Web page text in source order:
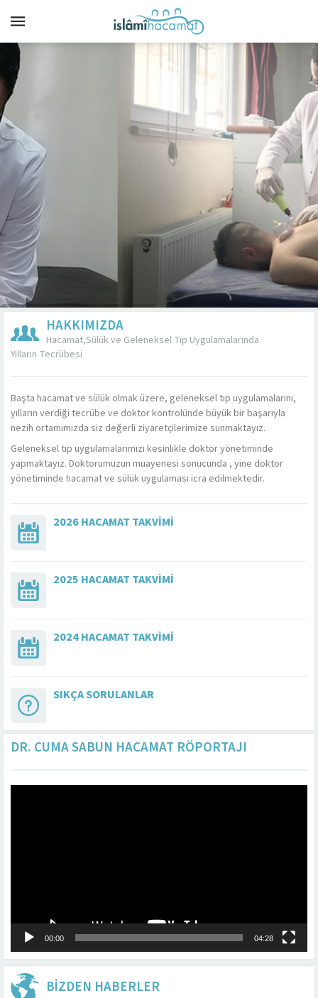
HAKKIMIZDA
Hacamat,Sülük ve Geleneksel Tıp Uygulamalarında
Yılların Tecrübesi
Başta hacamat ve sülük olmak üzere, geleneksel tıp uygulamalarını,
yılların verdiği tecrübe ve doktor kontrolünde büyük bir başarıyla
nezih ortamımızda siz değerli ziyaretçilerimize sunmaktayız.
Geleneksel tıp uygulamalarımızı kesinlikle doktor yönetiminde
yapmaktayız. Doktorumuzun muayenesi sonucunda , yine doktor
yönetiminde hacamat ve sülük uygulaması icra edilmektedir.
2026 HACAMAT TAKVIMI
2025 HACAMAT TAKVIMI
2024 HACAMAT TAKVIMI
SIKÇA SORULANLAR
DR. CUMA SABUN HACAMAT RÖPORTAJI
00:00 04:28
BİZDEN HABERLER